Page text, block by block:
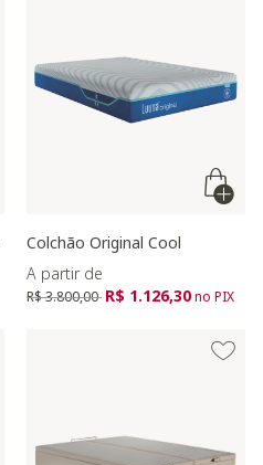
Colchão Original Cool
A partir de
Preço reduzido de
R$ 3.800,00 para
R$ 1.126,30no PIX